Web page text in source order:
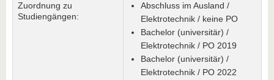
Zuordnung zu
Studiengängen:
Abschluss im Ausland /
Elektrotechnik / keine PO
Bachelor (universitär) /
Elektrotechnik / PO 2019
Bachelor (universitär) /
Elektrotechnik / PO 2022